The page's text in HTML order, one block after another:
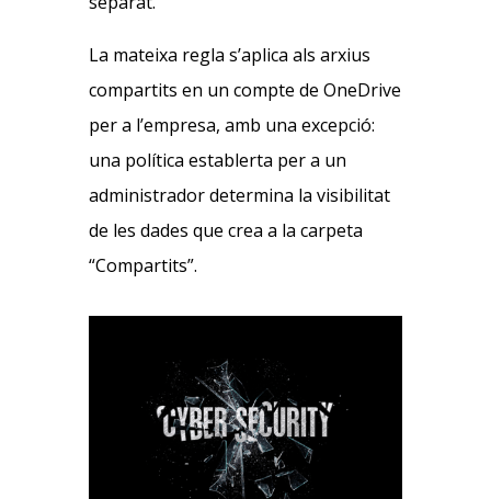
La mateixa regla s’aplica als arxius
compartits en un compte de OneDrive
per a l’empresa, amb una excepció:
una política establerta per a un
administrador determina la visibilitat
de les dades que crea a la carpeta
“Compartits”.